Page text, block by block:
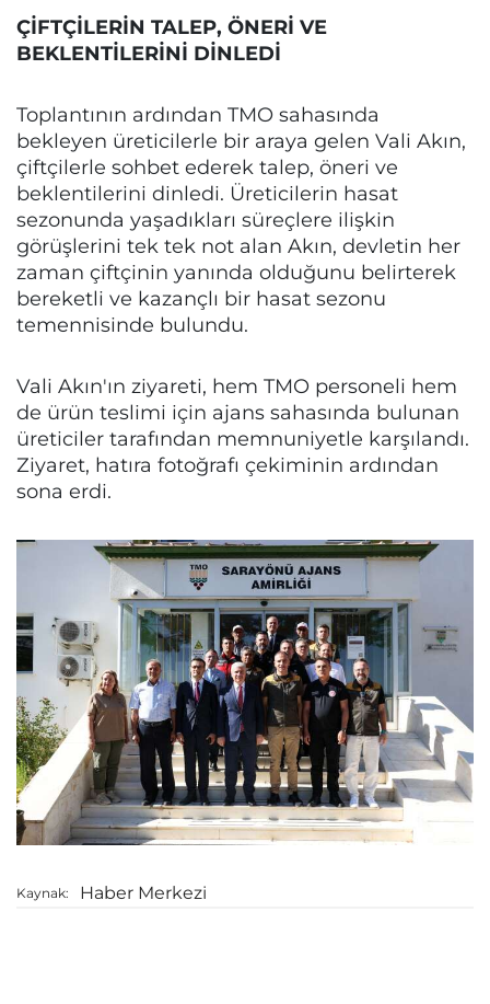
ÇİFTÇİLERİN TALEP, ÖNERİ VE
BEKLENTİLERİNİ DİNLEDİ
Toplantının ardından TMO sahasında
bekleyen üreticilerle bir araya gelen Vali Akın,
çiftçilerle sohbet ederek talep, öneri ve
beklentilerini dinledi. Üreticilerin hasat
sezonunda yaşadıkları süreçlere ilişkin
görüşlerini tek tek not alan Akın, devletin her
zaman çiftçinin yanında olduğunu belirterek
bereketli ve kazançlı bir hasat sezonu
temennisinde bulundu.
Vali Akın'ın ziyareti, hem TMO personeli hem
de ürün teslimi için ajans sahasında bulunan
üreticiler tarafından memnuniyetle karşılandı.
Ziyaret, hatıra fotoğrafı çekiminin ardından
sona erdi.
Kaynak: Haber Merkezi